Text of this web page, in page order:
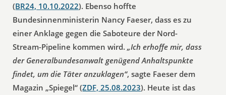
(BR24, 10.10.2022). Ebenso hoffte
Bundesinnenministerin Nancy Faeser, dass es zu
einer Anklage gegen die Saboteure der Nord-
Stream-Pipeline kommen wird.„Ich erhoffe mir, dass
der Generalbundesanwalt genügend Anhaltspunkte
findet, um die Täter anzuklagen“, sagte Faeser dem
Magazin „Spiegel“ (ZDF, 25.08.2023). Heute ist das